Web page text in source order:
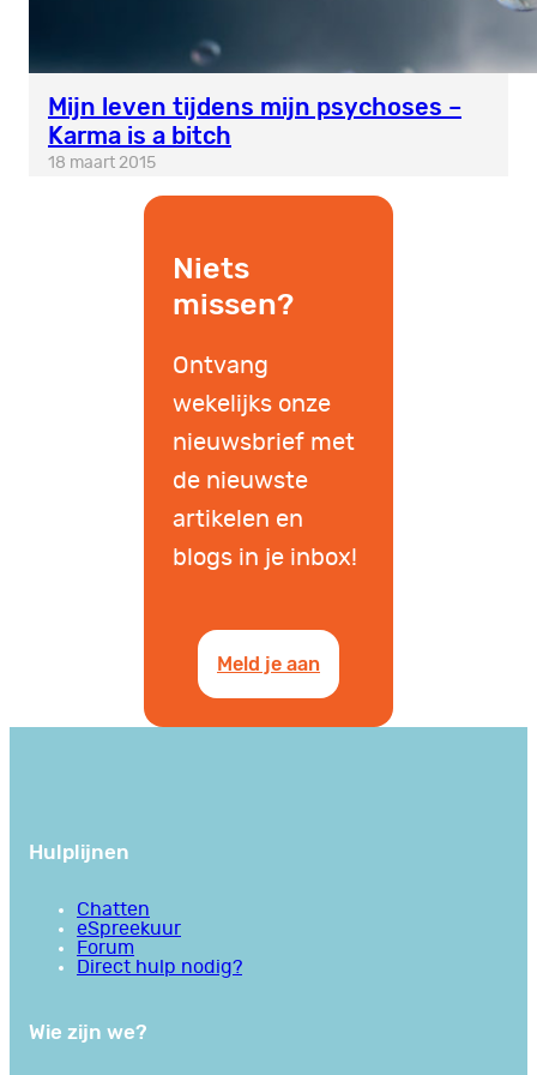
Mijn leven tijdens mijn psychoses –
Karma is a bitch
18 maart 2015
Niets
missen?
Ontvang
wekelijks onze
nieuwsbrief met
de nieuwste
artikelen en
blogs in je inbox!
Meld je aan
Hulplijnen
Chatten
eSpreekuur
Forum
Direct hulp nodig?
Wie zijn we?